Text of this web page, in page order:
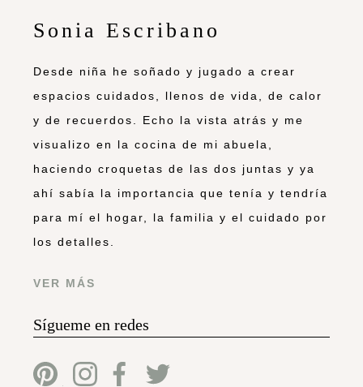
Sonia Escribano
Desde niña he soñado y jugado a crear
espacios cuidados, llenos de vida, de calor
y de recuerdos. Echo la vista atrás y me
visualizo en la cocina de mi abuela,
haciendo croquetas de las dos juntas y ya
ahí sabía la importancia que tenía y tendría
para mí el hogar, la familia y el cuidado por
los detalles.
VER MÁS
Sígueme en redes